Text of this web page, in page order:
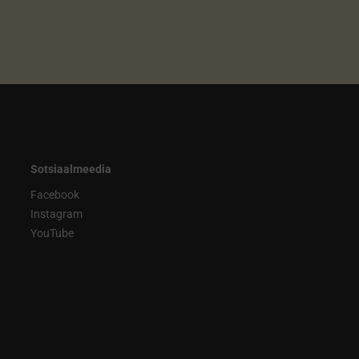
Sotsiaalmeedia
Facebook
Instagram
YouTube